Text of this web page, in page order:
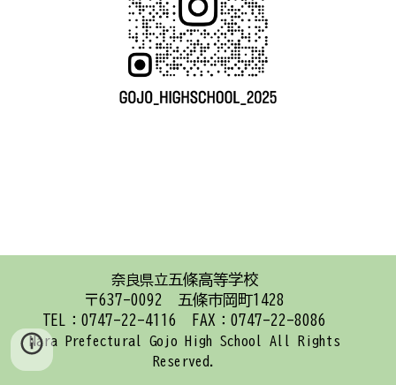
奈良県立五條高等学校
〒637-0092 五條市岡町1428
TEL：0747-22-4116 FAX：0747-22-8086
Nara Prefectural Gojo High School All Rights
Reserved.